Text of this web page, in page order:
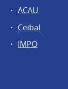
ACAU
Ceibal
IMPO